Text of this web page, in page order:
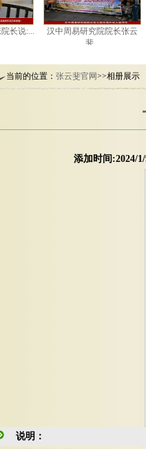
汉中周易研究院院长张云
当前的位置： 张云斐官网>>相册展示
添加时间:2024/
说明：